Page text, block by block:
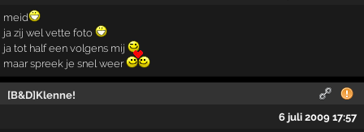
meid
ja zij wel vette foto
ja tot half een volgens mij
maar spreek je snel weer
[B&D]Klenne!
6 juli 2009 17:57